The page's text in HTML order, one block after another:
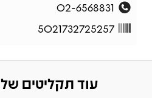
02-6568831
5021732725257
עוד תקליטים של JEFF BECK